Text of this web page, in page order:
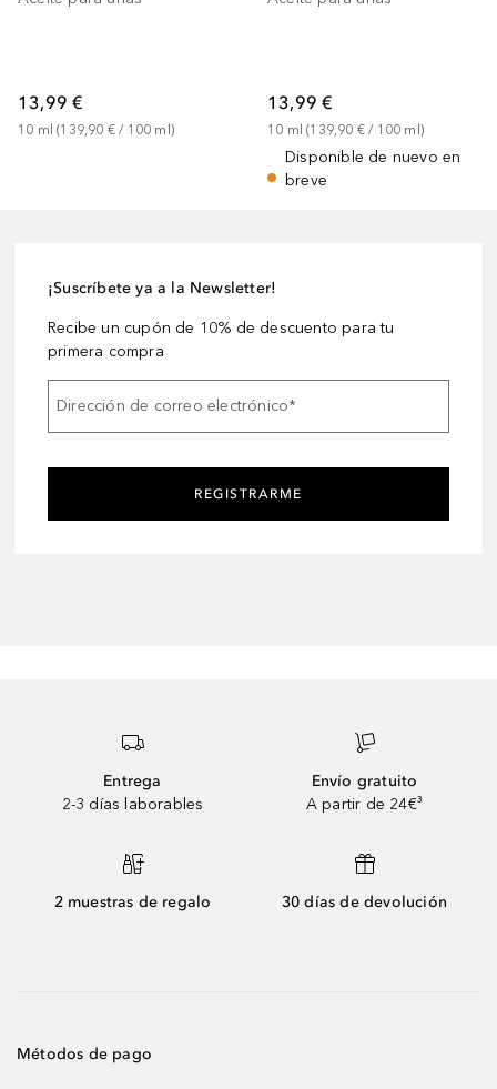
13,99 €
10 ml (139,90 € / 100 ml)
13,99 €
10 ml (139,90 € / 100 ml)
Disponible de nuevo en
breve
¡Suscríbete ya a la Newsletter!
Recibe un cupón de 10% de descuento para tu
primera compra
Dirección de correo electrónico*
REGISTRARME
Entrega
2-3 días laborables
Envío gratuito
A partir de 24€³
2 muestras de regalo 30 días de devolución
Métodos de pago